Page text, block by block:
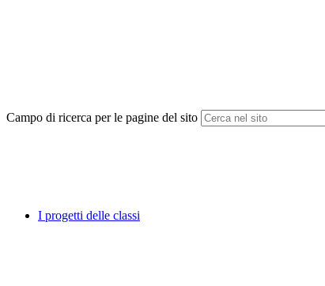
Campo di ricerca per le pagine del sito
I progetti delle classi